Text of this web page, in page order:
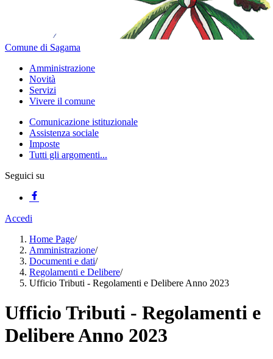
Comune di Sagama
Amministrazione
Novità
Servizi
Vivere il comune
Comunicazione istituzionale
Assistenza sociale
Imposte
Tutti gli argomenti...
Seguici su
Accedi
Home Page/
Amministrazione/
Documenti e dati/
Regolamenti e Delibere/
Ufficio Tributi - Regolamenti e Delibere Anno 2023
Ufficio Tributi - Regolamenti e
Delibere Anno 2023